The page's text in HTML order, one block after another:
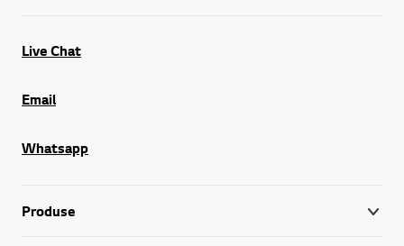
Live Chat
Email
Whatsapp
Produse